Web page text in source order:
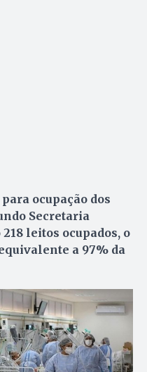
ocupação dos
Secretaria
leitos ocupados, o
a 97% da